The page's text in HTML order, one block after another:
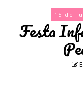
15 de
Festa